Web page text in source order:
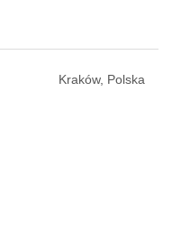
Kraków, Polska